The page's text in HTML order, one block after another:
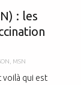
: les
MSN
voilà qui est